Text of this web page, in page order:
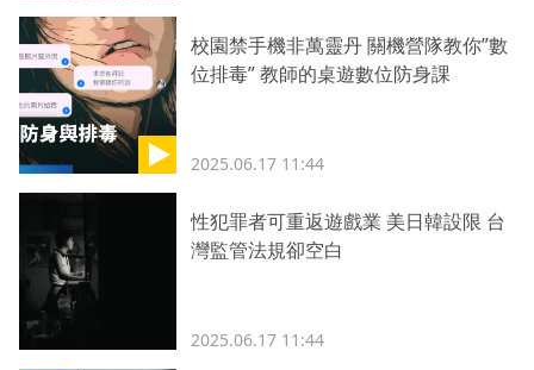
校園禁手機非萬靈丹 關機營隊教你”數
位排毒” 教師的桌遊數位防身課
2025.06.17 11:44
性犯罪者可重返遊戲業 美日韓設限 台
灣監管法規卻空白
2025.06.17 11:44